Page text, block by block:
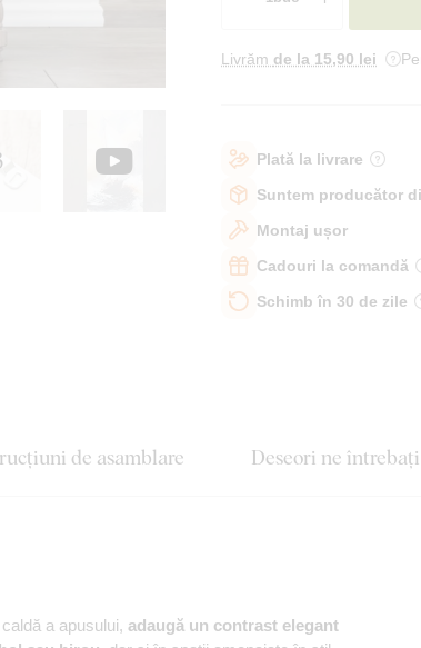
Livrăm de la 15,90 lei
Plată la livrare
Suntem producător
Montaj ușor
Cadouri la comandă
Schimb în 30 de zile
de asamblare Deseori ne întrebați
a apusului, adaugă un contrast elegant